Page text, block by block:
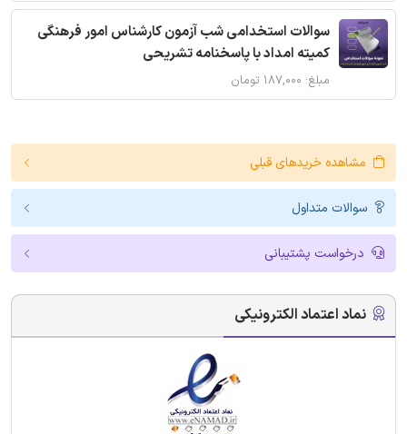
سوالات استخدامی شب آزمون کارشناس امور فرهنگی
کمیته امداد با پاسخنامه تشریحی
مبلغ: ۱۸۷,۰۰۰ تومان
مشاهده خریدهای قبلی
سوالات متداول
درخواست پشتیبانی
نماد اعتماد الکترونیکی